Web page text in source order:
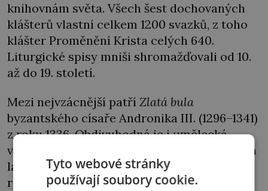
knihovnám světa. Všech šest dochovaných
klášterů vlastní celkem 1200 svazků, z toho
klášter Proměnění Krista celých 640.
Liturgické spisy mniši shromažďovali od 10.
až do 19. století.
Mezi nejvzácnější patří Zlatá bula
byzantského císaře Andronika III. (1296–1341)
z roku 1336. Obdivuhodná je i umělecká
výzdoba kláštera, kolekce zlatem vyšívaných
látek a liturgických oděvů a samozřejmě
relikviáře s ostatky svatých.
Tyto webové stránky
používají soubory cookie.